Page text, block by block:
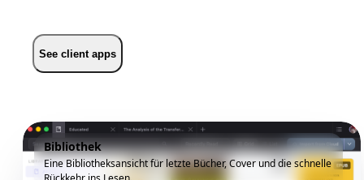
See client apps
Bibliothek
Eine Bibliotheksansicht für letzte Bücher, Cover und die schnelle